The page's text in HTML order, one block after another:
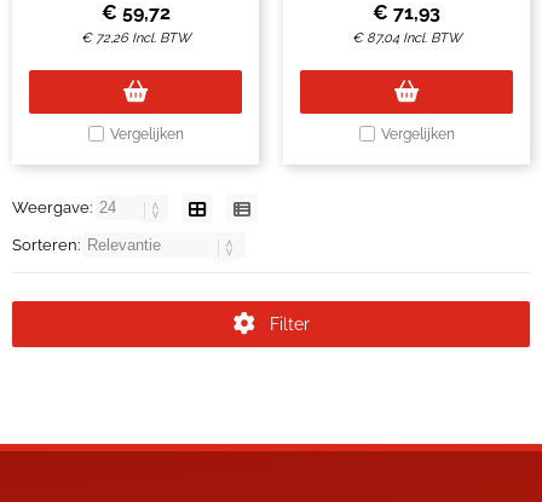
€ 59,72
€ 72,26 Incl. BTW
Vergelijken
€ 71,93
€ 87,04 Incl. BTW
Vergelijken
Weergave:
Sorteren:
Filter